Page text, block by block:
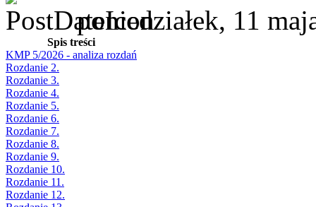
poniedziałek, 11
Spis treści
KMP 5/2026 - analiza rozdań
Rozdanie 2.
Rozdanie 3.
Rozdanie 4.
Rozdanie 5.
Rozdanie 6.
Rozdanie 7.
Rozdanie 8.
Rozdanie 9.
Rozdanie 10.
Rozdanie 11.
Rozdanie 12.